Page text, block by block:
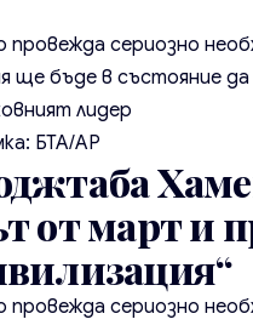
провежда сериозно
ще бъде в състояние да
лидер
БТА/АР
от март и
провежда сериозно